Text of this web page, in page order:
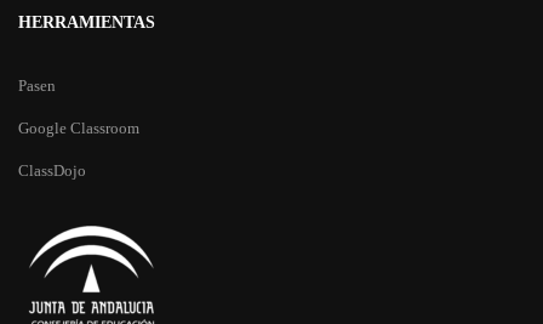
HERRAMIENTAS
Pasen
Google Classroom
ClassDojo